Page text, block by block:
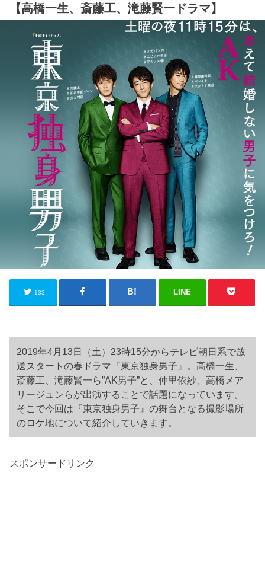
【高橋一生、斎藤工、滝藤賢一ドラマ】
133 LINE
2019年4月13日（土）23時15分からテレビ朝日系で放
送スタートの春ドラマ『東京独身男子』。高橋一生、
斎藤工、滝藤賢一ら”AK男子”と、仲里依紗、高橋メア
リージュンらが出演することで話題になっています。
そこで今回は『東京独身男子』の舞台となる撮影場所
のロケ地について紹介していきます。
スポンサードリンク